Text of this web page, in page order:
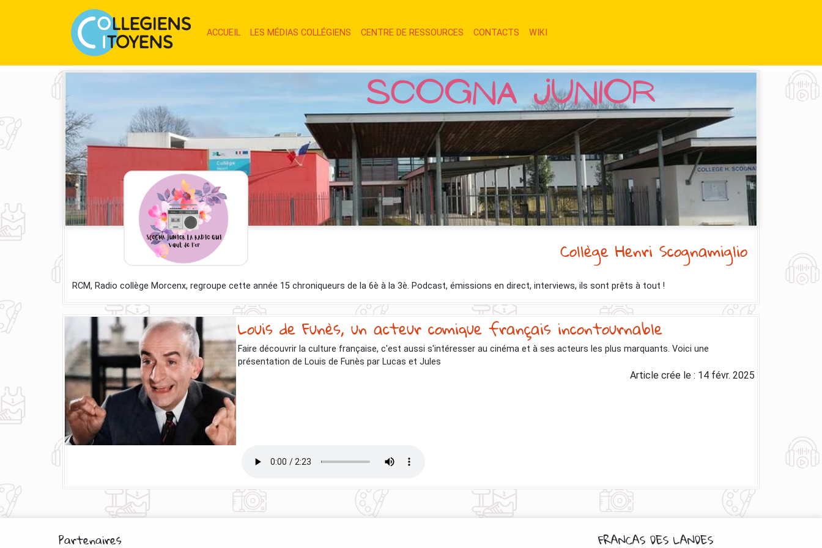
ACCUEIL (CURRENT)
LES MÉDIAS COLLÉGIENS (CURRENT)
CENTRE DE RESSOURCES (CURRENT)
CONTACTS (CURRENT)
WIKI
Collège Henri Scognamiglio
RCM, Radio collège Morcenx, regroupe cette année 15 chroniqueurs de la 6è à la 3è. Podcast, émissions en direct, interviews, ils sont prêts à tout !
Louis de Funès, un acteur comique français incontournable
Faire découvrir la culture française, c'est aussi s'intéresser au cinéma et à ses acteurs les plus marquants. Voici une
présentation de Louis de Funès par Lucas et Jules
Article crée le : 14 févr. 2025
Partenaires FRANCAS DES LANDES